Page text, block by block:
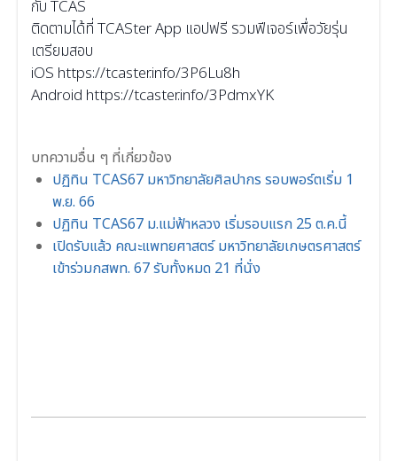
กับ TCAS
ติดตามได้ที่ TCASter App แอปฟรี รวมฟีเจอร์เพื่อวัยรุ่น
เตรียมสอบ
iOS https://tcaster.info/3P6Lu8h
Android https://tcaster.info/3PdmxYK
บทความอื่น ๆ ที่เกี่ยวข้อง
ปฏิทิน TCAS67 มหาวิทยาลัยศิลปากร รอบพอร์ตเริ่ม 1
พ.ย. 66
ปฏิทิน TCAS67 ม.แม่ฟ้าหลวง เริ่มรอบแรก 25 ต.ค.นี้
เปิดรับแล้ว คณะแพทยศาสตร์ มหาวิทยาลัยเกษตรศาสตร์
เข้าร่วมกสพท. 67 รับทั้งหมด 21 ที่นั่ง